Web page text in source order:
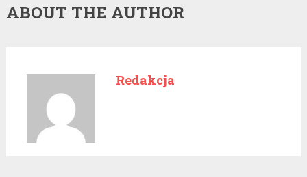
ABOUT THE AUTHOR
Redakcja